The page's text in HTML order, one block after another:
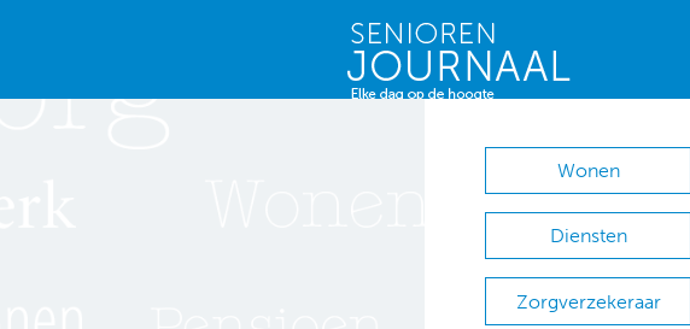
Wonen
Diensten
Zorgverzekeraar